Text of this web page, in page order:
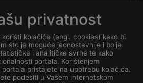
?
tvrtke azimut
?
privatnost
kolačiće (engl. cookies) kako bi
što je moguće jednostavnije i bolje
i analitičke svrhe te kako
portala. Korištenjem
portala pristajete na upotrebu kolačića.
podesiti u Vašem internetskom